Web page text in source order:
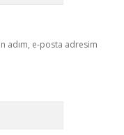
adım, e-posta adresim